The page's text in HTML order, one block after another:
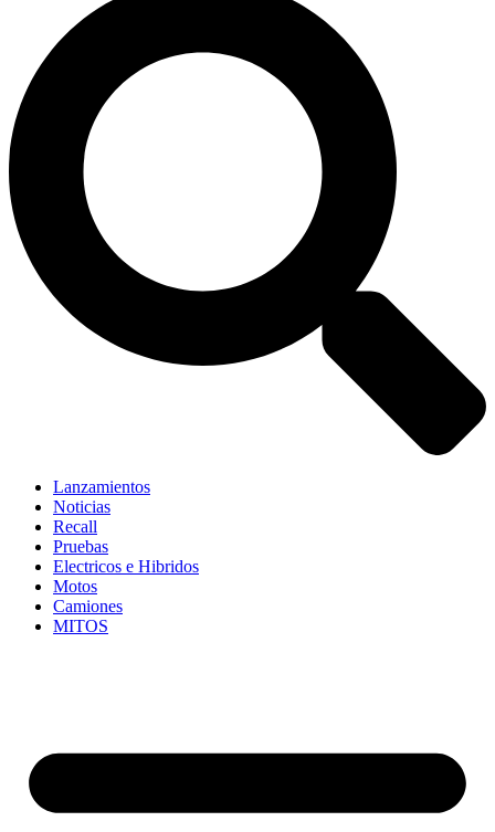
Lanzamientos
Noticias
Recall
Pruebas
Electricos e Hibridos
Motos
Camiones
MITOS